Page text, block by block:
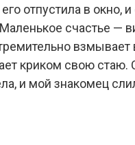
отпустила в окно,
счастье —
взмывает
криком свою стаю.
и мой знакомец